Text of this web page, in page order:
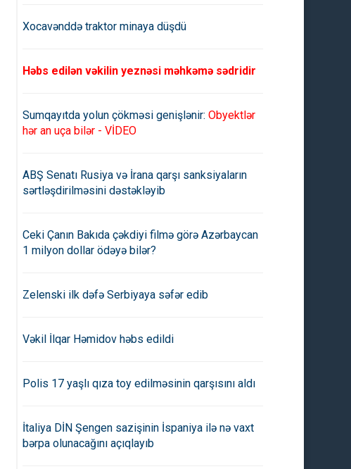
Xocavənddə traktor minaya düşdü
Həbs edilən vəkilin yeznəsi məhkəmə sədridir
Sumqayıtda yolun çökməsi genişlənir: Obyektlər
hər an uça bilər - VİDEO
ABŞ Senatı Rusiya və İrana qarşı sanksiyaların
sərtləşdirilməsini dəstəkləyib
Ceki Çanın Bakıda çəkdiyi filmə görə Azərbaycan
1 milyon dollar ödəyə bilər?
Zelenski ilk dəfə Serbiyaya səfər edib
Vəkil İlqar Həmidov həbs edildi
Polis 17 yaşlı qıza toy edilməsinin qarşısını aldı
İtaliya DİN Şengen sazişinin İspaniya ilə nə vaxt
bərpa olunacağını açıqlayıb